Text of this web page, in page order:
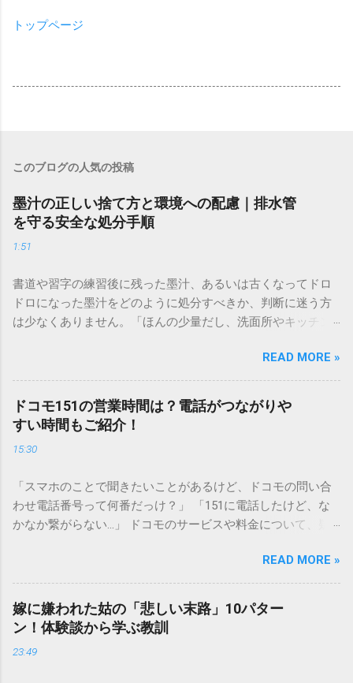
トップページ
このブログの人気の投稿
墨汁の正しい捨て方と環境への配慮｜排水管
を守る安全な処分手順
1:51
書道や習字の練習後に残った墨汁、あるいは古くなってドロ
ドロになった墨汁をどのように処分すべきか、判断に迷う方
は少なくありません。「ほんの少量だし、洗面所やキッチン
と、実は予期せぬトラブルを招く原因となります。 墨汁は、
一般的な生活排水とは性質が大きく異なります。そのまま排
水口へ流すことは環境負荷だけでなく、ご自宅の排水設備を
傷める可能性も高いため、非常に危険です。この記事では、
墨汁を安全かつ環境に優しい方法で処分するための手順と、
容器を適切に分別する方法を徹底解説します。 墨汁を「排水
す）」と「膠（にかわ）」、そして水です。これらは非常に
微細かつ独特の粘性を持っているため、下水処理や配管維持
の観点から以下の問題が発生します。 1. 環境への深刻な負荷
施設であっても、これらの微粒子を完全に分解・除去するこ
とは容易ではありません。大量に流し続けると河川や海まで
到達し、水質の濁りや生態系へ悪影響を及ぼすリスクがあり
ます。 2. 排水管の詰まりと劣化 墨汁の粘度を保っている「膠
READ MORE »
ドコモ151の営業時間は？電話がつながりや
すい時間もご紹介！
15:30
「スマホのことで聞きたいことがあるけど、ドコモの問い合
わせ電話番号って何番だっけ？」 「151に電話したけど、な
かなか繋がらない…」 ドコモのサービスや料金について、疑
ンフォメーションセンター」の専用電話番号「151」ですよ
ね。 でも、「 ドコモ151は何時まで 営業しているの？」「
151は何時から 受付可能なの？」と営業時間がわからず、な
かなか電話ができない方もいるかもしれません。 この記事で
は、ドコモ151の営業時間や、電話が繋がりやすい時間帯、さ
らには電話がつながらない時の対処法をわかりやすく解説し
READ MORE »
嫁に嫌われた姑の「悲しい末路」10パター
ン！体験談から学ぶ教訓
23:49